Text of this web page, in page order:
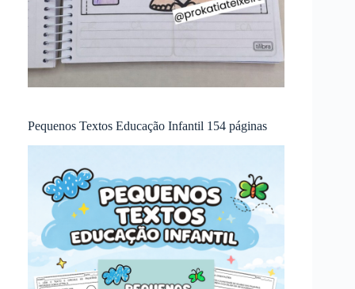
Pequenos Textos Educação Infantil 154 páginas